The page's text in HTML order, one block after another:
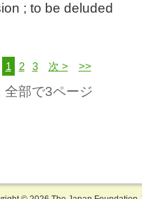
; to be deluded
1 2 3 次 > >>
全部で3ページ